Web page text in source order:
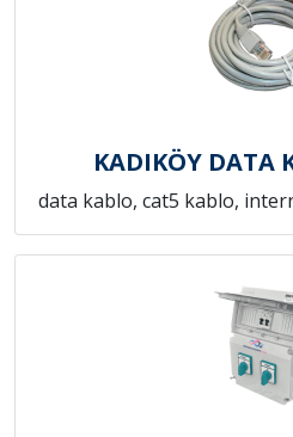
KADIKÖY DATA
data kablo, cat5 kablo,